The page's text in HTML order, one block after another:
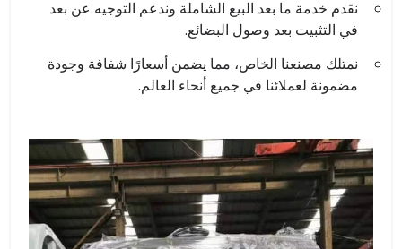
نقدم خدمة ما بعد البيع الشاملة وندعم التوجيه عن بعد
في التثبيت بعد وصول البضائع.
نمتلك مصنعنا الخاص، مما يضمن أسعارًا شفافة وجودة
مضمونة لعملائنا في جميع أنحاء العالم.